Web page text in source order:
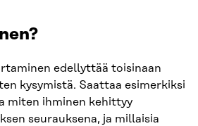
edellyttää toisinaan
kysymistä. Saattaa esimerkiksi
miten ihminen kehittyy
seurauksena, ja millaisia